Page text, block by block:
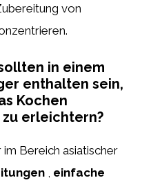
von
in einem
enthalten sein,
Kochen
erleichtern?
Bereich asiatischer
, einfache